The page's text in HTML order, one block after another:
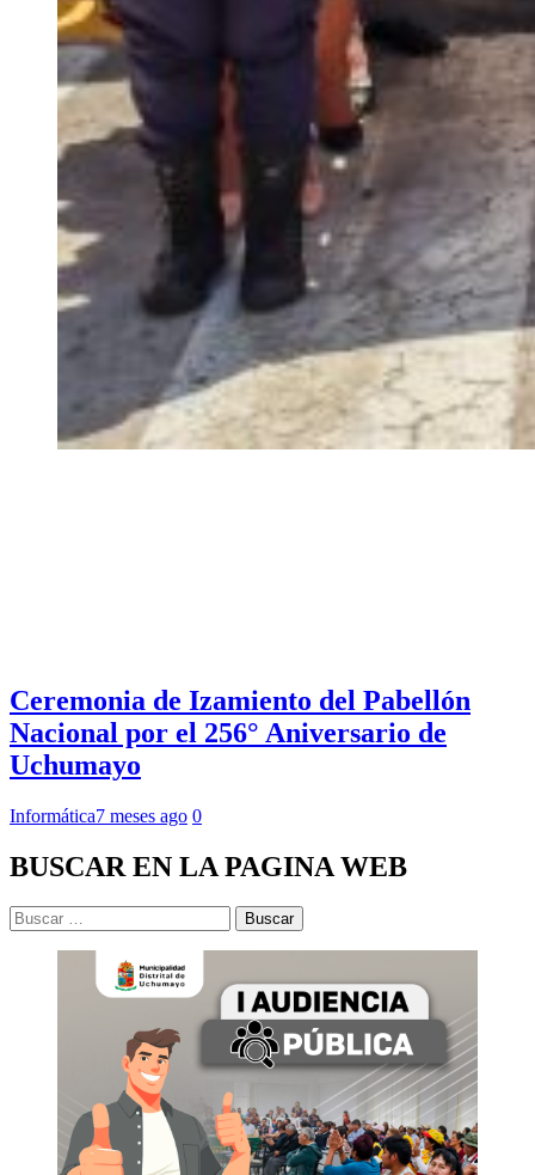
Ceremonia de Izamiento del Pabellón
Nacional por el 256° Aniversario de
Uchumayo
Informática7 meses ago 0
BUSCAR EN LA PAGINA WEB
Buscar: